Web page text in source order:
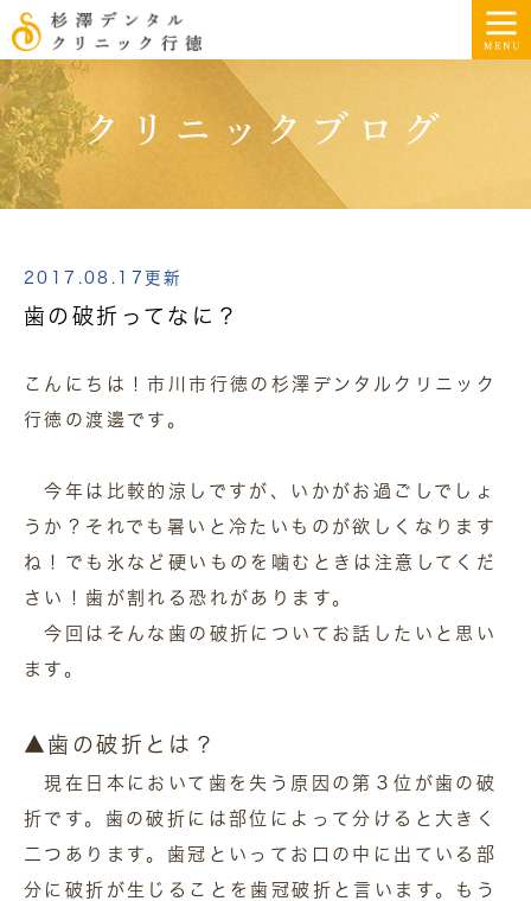
クリニックブログ
2017.08.17更新
歯の破折ってなに？
こんにちは！市川市行徳の杉澤デンタルクリニック
行徳の渡邊です。
今年は比較的涼しですが、いかがお過ごしでしょ
うか？それでも暑いと冷たいものが欲しくなります
ね！でも氷など硬いものを噛むときは注意してくだ
さい！歯が割れる恐れがあります。
今回はそんな歯の破折についてお話したいと思い
ます。
▲歯の破折とは？
現在日本において歯を失う原因の第３位が歯の破
折です。歯の破折には部位によって分けると大きく
二つあります。歯冠といってお口の中に出ている部
分に破折が生じることを歯冠破折と言います。もう